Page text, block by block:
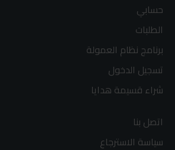
حسابي
الطلبات
برنامج نظام العمولة
تسجيل الدخول
شراء قسيمة هدايا
اتصل بنا
سياسة الاسترجاع